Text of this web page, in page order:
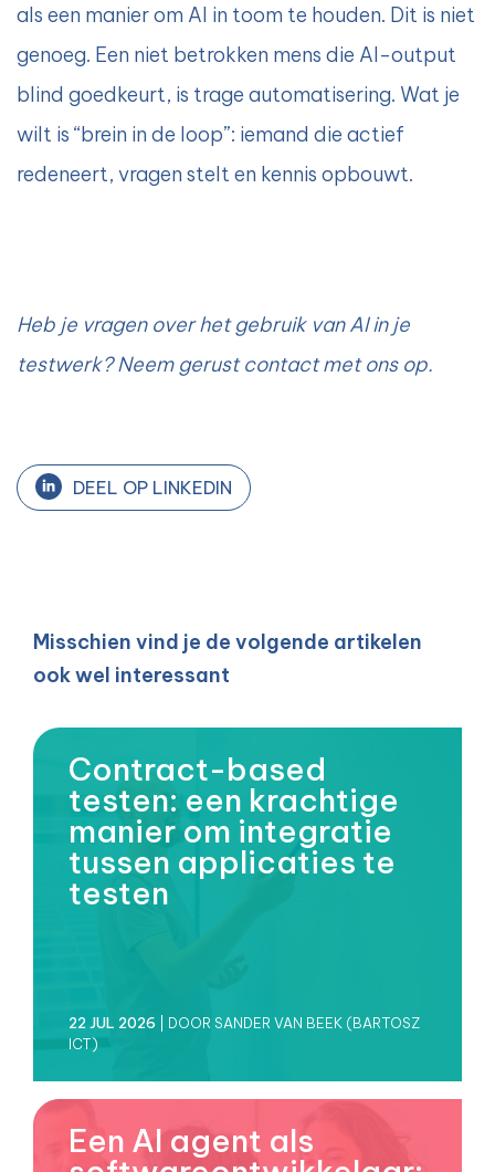
als een manier om AI in toom te houden. Dit is niet
genoeg. Een niet betrokken mens die AI-output
blind goedkeurt, is trage automatisering. Wat je
wilt is “brein in de loop”: iemand die actief
redeneert, vragen stelt en kennis opbouwt.
Heb je vragen over het gebruik van AI in je
testwerk? Neem gerust contact met ons op.
DEEL OP LINKEDIN
Misschien vind je de volgende artikelen
ook wel interessant
Contract-based
testen: een krachtige
manier om integratie
tussen applicaties te
testen
22 JUL 2026
| DOOR SANDER VAN BEEK (BARTOSZ
ICT)
Een AI agent als